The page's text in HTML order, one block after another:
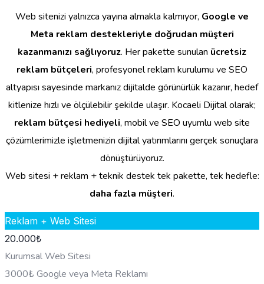
Web sitenizi yalnızca yayına almakla kalmıyor, Google ve
Meta reklam destekleriyle doğrudan müşteri
kazanmanızı sağlıyoruz. Her pakette sunulan ücretsiz
reklam bütçeleri, profesyonel reklam kurulumu ve SEO
altyapısı sayesinde markanız dijitalde görünürlük kazanır, hedef
kitlenize hızlı ve ölçülebilir şekilde ulaşır. Kocaeli Dijital olarak;
reklam bütçesi hediyeli, mobil ve SEO uyumlu web site
çözümlerimizle işletmenizin dijital yatırımlarını gerçek sonuçlara
dönüştürüyoruz.
Web sitesi + reklam + teknik destek tek pakette, tek hedefle:
daha fazla müşteri.
Reklam + Web Sitesi
20.000₺
Kurumsal Web Sitesi
3000₺ Google veya Meta Reklamı